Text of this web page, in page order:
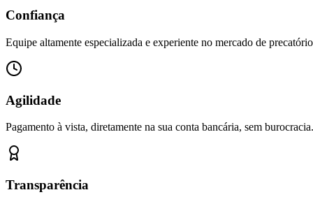
Confiança
Equipe altamente especializada e experiente no mercado de
Agilidade
Pagamento à vista, diretamente na sua conta bancária, sem burocracia.
Transparência